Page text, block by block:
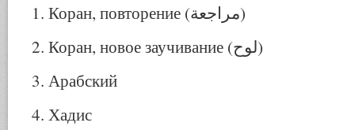
1. Коран, повторение (مراجعة)
2. Коран, новое заучивание (لوح)
3. Арабский
4. Хадис